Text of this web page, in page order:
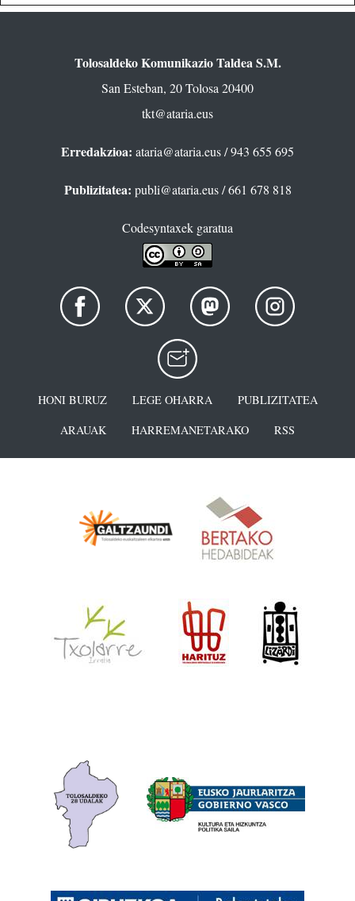
Tolosaldeko Komunikazio Taldea S.M.
San Esteban, 20 Tolosa 20400
tkt@ataria.eus
Erredakzioa: ataria@ataria.eus/ 943 655 695
Publizitatea: publi@ataria.eus/ 661 678 818
Codesyntaxek garatua
HONI BURUZ LEGE OHARRA
PUBLIZITATEA
ARAUAK
HARREMANETARAKO RSS